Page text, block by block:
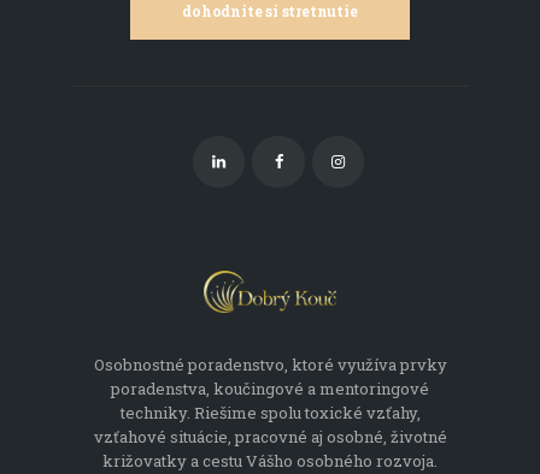
dohodnite si stretnutie
Osobnostné poradenstvo, ktoré využíva prvky
poradenstva, koučingové a mentoringové
techniky. Riešime spolu toxické vzťahy,
vzťahové situácie, pracovné aj osobné, životné
križovatky a cestu Vášho osobného rozvoja.